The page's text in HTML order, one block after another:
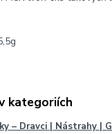
kategoriích
– Dravci | Nástrahy |